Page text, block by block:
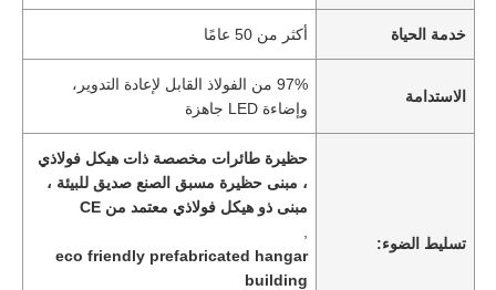
خدمة الحياة أكثر من 50 عامًا
الاستدامة
97% من الفولاذ القابل لإعادة التدوير،
وإضاءة LED جاهزة
تسليط الضوء:
حظيرة طائرات مخصصة ذات هيكل فولاذي
، مبنى حظيرة مسبق الصنع صديق للبيئة ،
مبنى ذو هيكل فولاذي معتمد من CE
eco friendly prefabricated hangar
building